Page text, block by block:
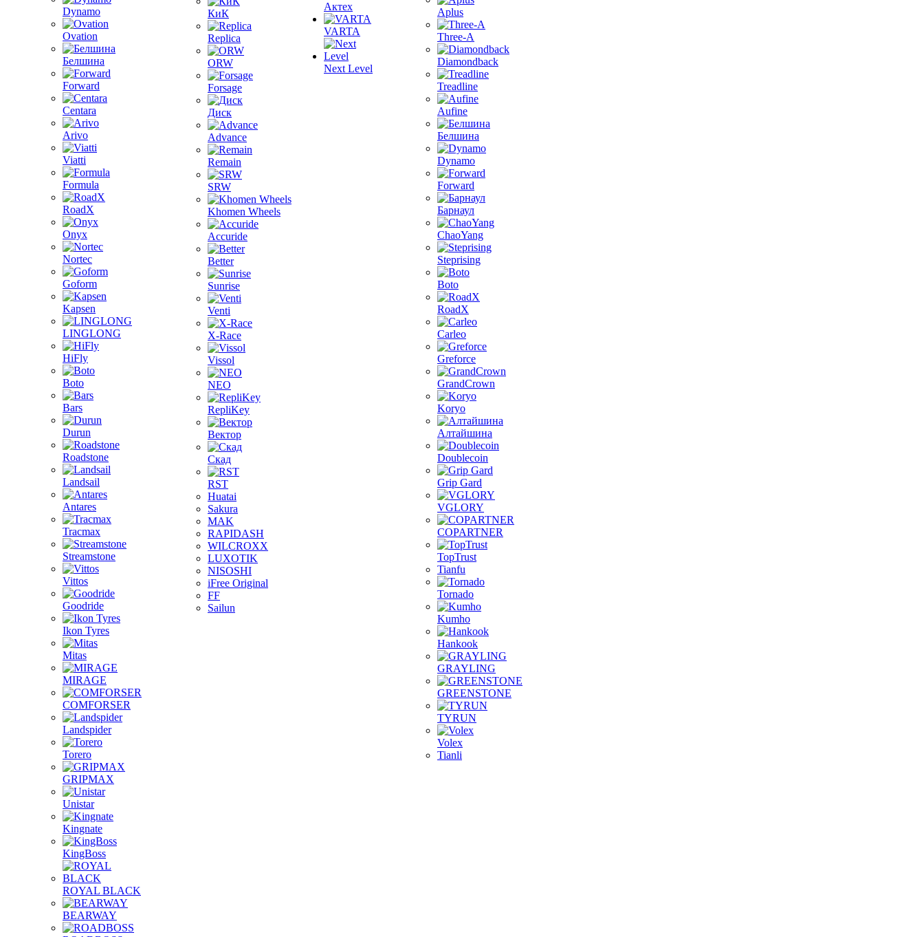
Dynamo
Ovation
Белшина
Forward
Centara
Arivo
Viatti
Formula
RoadX
Onyx
Nortec
Goform
Kapsen
LINGLONG
HiFly
Boto
Bars
Durun
Roadstone
Landsail
Antares
Tracmax
Streamstone
Vittos
Goodride
Ikon Tyres
Mitas
MIRAGE
COMFORSER
Landspider
Torero
GRIPMAX
Unistar
Kingnate
KingBoss
ROYAL BLACK
BEARWAY
КиК
Replica
ORW
Forsage
Диск
Advance
Remain
SRW
Khomen Wheels
Accuride
Better
Sunrise
Venti
X-Race
Vissol
NEO
RepliKey
Вектор
Скад
RST
Huatai
Sakura
MAK
RAPIDASH
WILCROXX
LUXOTIK
NISOSHI
iFree Original
FF
Sailun
Актех
VARTA
Next Level
Aplus
Three-A
Diamondback
Treadline
Aufine
Белшина
Dynamo
Forward
Барнаул
ChaoYang
Steprising
Boto
RoadX
Carleo
Greforce
GrandCrown
Koryo
Алтайшина
Doublecoin
Grip Gard
VGLORY
COPARTNER
TopTrust
Tianfu
Tornado
Kumho
Hankook
GRAYLING
GREENSTONE
TYRUN
Volex
Tianli